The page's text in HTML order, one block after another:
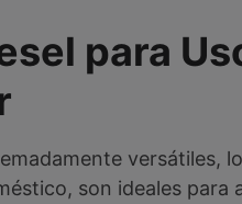
para
versátiles,
son ideales